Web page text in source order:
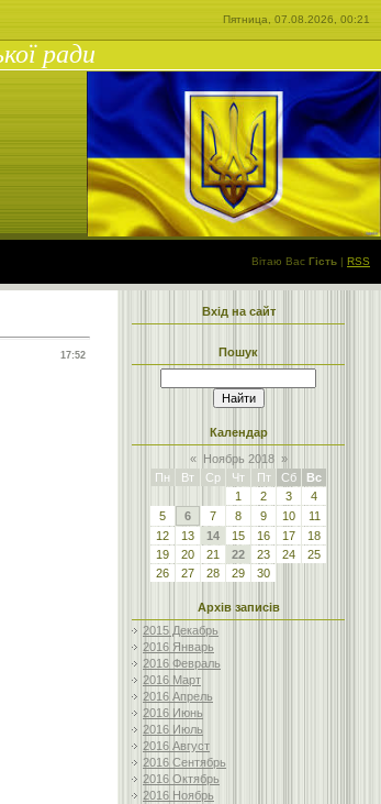
Пятница, 07.08.2026, 00:21
ради
Вітаю Вас Гість | RSS
17:52
Вхід на сайт
Пошук
Календар
«
Ноябрь 2018 »
Пн
Вт Ср Чт Пт Сб
Вс
1
2 3
4
5
6 7 8 9 10
11
12
13 14 15 16 17
18
19
20 21 22 23 24
25
26
27 28 29 30
Архів записів
2015 Декабрь
2016 Январь
2016 Февраль
2016 Март
2016 Апрель
2016 Июнь
2016 Июль
2016 Август
2016 Сентябрь
2016 Октябрь
2016 Ноябрь